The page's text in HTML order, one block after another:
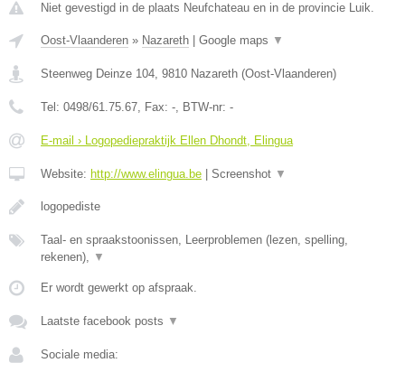
Niet gevestigd in de plaats Neufchateau en in de provincie Luik.
Oost-Vlaanderen » Nazareth Google maps ▼
Steenweg Deinze 104, 9810 Nazareth (Oost-Vlaanderen)
Tel: 0498/61.75.67, Fax: -, BTW-nr: -
E-mail › Logopediepraktijk Ellen Dhondt, Elingua
Website: http://www.elingua.be Screenshot ▼
logopediste
Taal- en spraakstoonissen, Leerproblemen (lezen, spelling,
rekenen), ▼
Er wordt gewerkt op afspraak.
Laatste facebook posts ▼
Sociale media: